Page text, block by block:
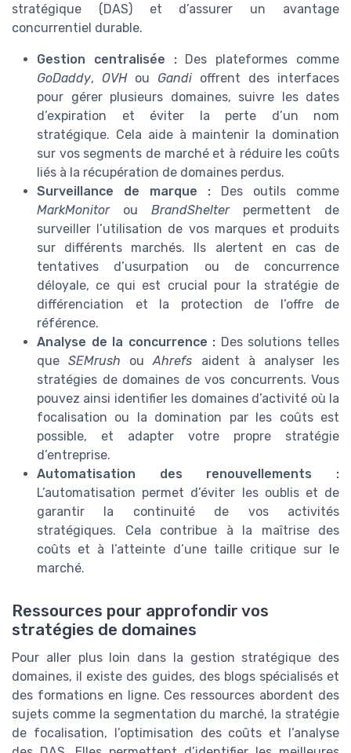
stratégique (DAS) et d’assurer un avantage
concurrentiel durable.
Gestion centralisée :Des plateformes comme
GoDaddy, OVHou Gandi offrent des interfaces
pour gérer plusieurs domaines, suivre les dates
d’expiration et éviter la perte d’un nom
stratégique. Cela aide à maintenir la domination
sur vos segments de marché et à réduire les coûts
liés à la récupération de domaines perdus.
Surveillance de marque : Des outils comme
MarkMonitorou BrandShelterpermettent de
surveiller l’utilisation de vos marques et produits
sur différents marchés. Ils alertent en cas de
tentatives d’usurpation ou de concurrence
déloyale, ce qui est crucial pour la stratégie de
différenciation et la protection de l’offre de
référence.
Analyse de la concurrence : Des solutions telles
queSEMrush ouAhrefs aident à analyser les
stratégies de domaines de vos concurrents. Vous
pouvez ainsi identifier les domaines d’activité où la
focalisation ou la domination par les coûts est
possible, et adapter votre propre stratégie
d’entreprise.
Automatisation des renouvellements :
L’automatisation permet d’éviter les oublis et de
garantir la continuité de vos activités
stratégiques. Cela contribue à la maîtrise des
coûts et à l’atteinte d’une taille critique sur le
marché.
Ressources pour approfondir vos
stratégies de domaines
Pour aller plus loin dans la gestion stratégique des
domaines, il existe des guides, des blogs spécialisés et
des formations en ligne. Ces ressources abordent des
sujets comme la segmentation du marché, la stratégie
de focalisation, l’optimisation des coûts et l’analyse